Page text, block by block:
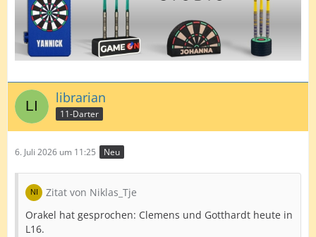
librarian
11-Darter
6. Juli 2026 um 11:25 Neu
Zitat von Niklas_Tje
Orakel hat gesprochen: Clemens und Gotthardt heute in
L16.